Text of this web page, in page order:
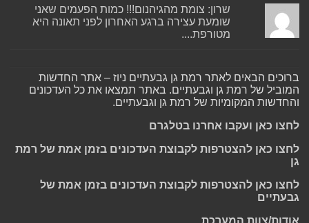
שרון: צומת מהגיהנום!!! כמות הפעמים שאני
שומעת עצירה ברגע האחרון לפני תאונה היא
מטורפת....
ברוכים הבאים לאתר רמת גן גבעתיים ניוז – אתר החדשות
המוביל של רמת גן וגבעתיים. באתר תמצאו את כל העדכונים
והחדשות המקומיות של רמת גן וגבעתיים.
לחצו כאן ועקבו אחרנו בטלגרם
לחצו כאן להצטרפות לקבוצת העדכונים בזמן אמת של רמת
גן
לחצו כאן להצטרפות לקבוצת העדכונים בזמן אמת של
גבעתיים
אודות/צוות המערכת